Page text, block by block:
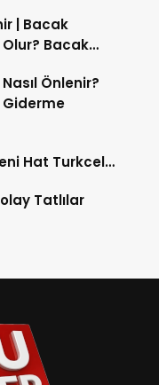
| Bacak
miyim?
Önlenir?
Tatlılar